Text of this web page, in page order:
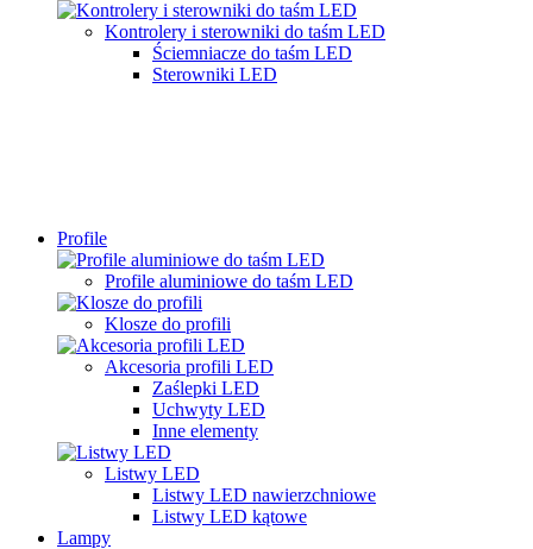
Kontrolery i sterowniki do taśm LED
Ściemniacze do taśm LED
Sterowniki LED
Profile
Profile aluminiowe do taśm LED
Klosze do profili
Akcesoria profili LED
Zaślepki LED
Uchwyty LED
Inne elementy
Listwy LED
Listwy LED nawierzchniowe
Listwy LED kątowe
Lampy